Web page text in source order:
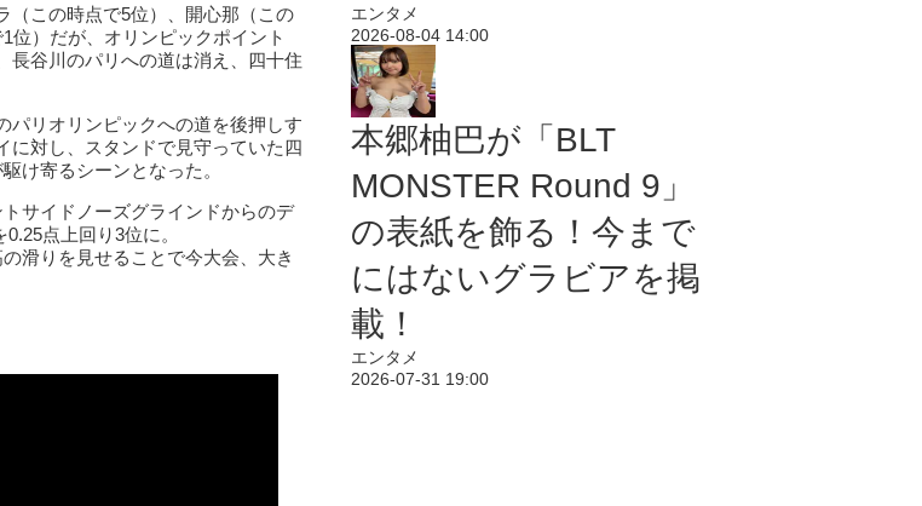
（この時点で5位）、開心那（この
位）だが、オリンピックポイント
長谷川のパリへの道は消え、四十住
パリオリンピックへの道を後押しす
に対し、スタンドで見守っていた四
け寄るシーンとなった。
サイドノーズグラインドからのデ
点上回り3位に。
滑りを見せることで今大会、大き
エンタメ
2026-08-04 14:00
本郷柚巴が「BLT
MONSTER Round 9」
の表紙を飾る！今まで
にはないグラビアを掲
載！
エンタメ
2026-07-31 19:00